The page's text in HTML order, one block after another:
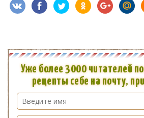
Уже более 3000 читателей
рецепты себе на почту,